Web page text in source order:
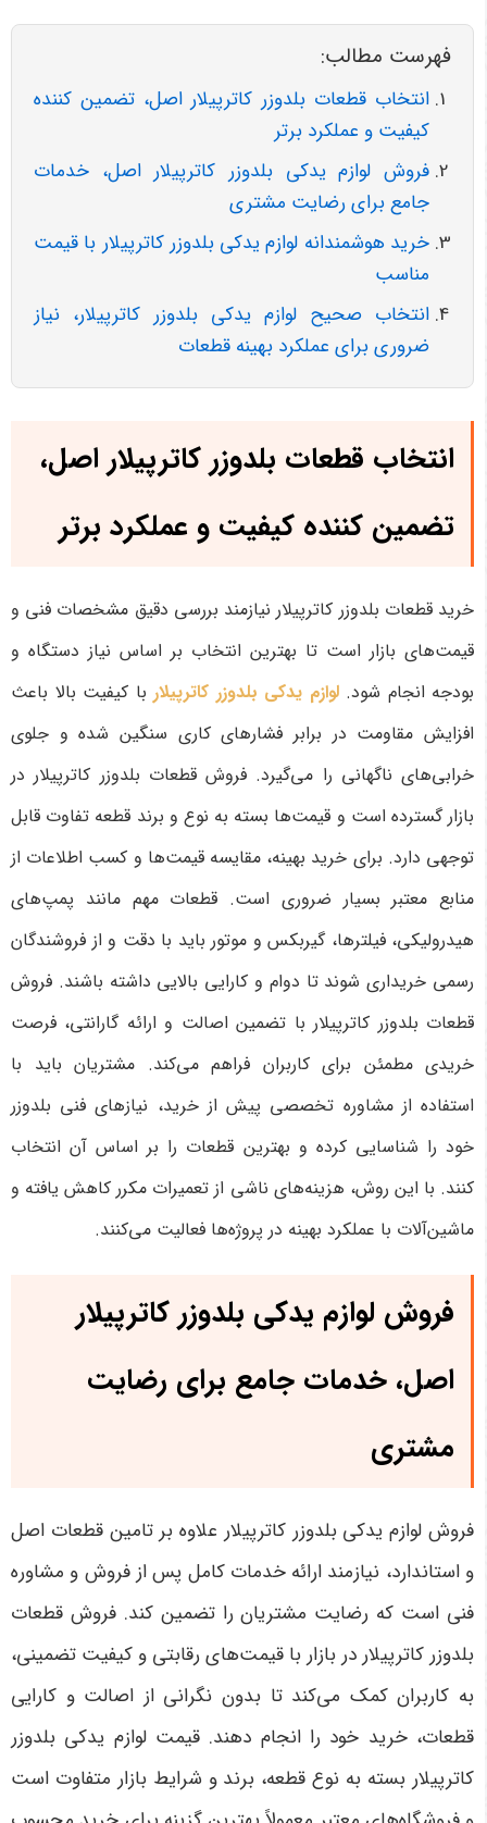
فهرست مطالب:
انتخاب قطعات بلدوزر کاترپیلار اصل، تضمین کننده
کیفیت و عملکرد برتر
فروش لوازم یدکی بلدوزر کاترپیلار اصل، خدمات
جامع برای رضایت مشتری
خرید هوشمندانه لوازم یدکی بلدوزر کاترپیلار با قیمت
مناسب
انتخاب صحیح لوازم یدکی بلدوزر کاترپیلار، نیاز
ضروری برای عملکرد بهینه قطعات
انتخاب قطعات بلدوزر کاترپیلار اصل،
تضمین کننده کیفیت و عملکرد برتر
خرید قطعات بلدوزر کاترپیلار نیازمند بررسی دقیق مشخصات فنی و
قیمت‌های بازار است تا بهترین انتخاب بر اساس نیاز دستگاه و
بودجه انجام شود.لوازم یدکی بلدوزر کاترپیلار با کیفیت بالا باعث
افزایش مقاومت در برابر فشارهای کاری سنگین شده و جلوی
خرابی‌های ناگهانی را می‌گیرد. فروش قطعات بلدوزر کاترپیلار در
بازار گسترده است و قیمت‌ها بسته به نوع و برند قطعه تفاوت قابل
توجهی دارد. برای خرید بهینه، مقایسه قیمت‌ها و کسب اطلاعات از
منابع معتبر بسیار ضروری است. قطعات مهم مانند پمپ‌های
هیدرولیکی، فیلترها، گیربکس و موتور باید با دقت و از فروشندگان
رسمی خریداری شوند تا دوام و کارایی بالایی داشته باشند. فروش
قطعات بلدوزر کاترپیلار با تضمین اصالت و ارائه گارانتی، فرصت
خریدی مطمئن برای کاربران فراهم می‌کند. مشتریان باید با
استفاده از مشاوره تخصصی پیش از خرید، نیازهای فنی بلدوزر
خود را شناسایی کرده و بهترین قطعات را بر اساس آن انتخاب
کنند. با این روش، هزینه‌های ناشی از تعمیرات مکرر کاهش یافته و
ماشین‌آلات با عملکرد بهینه در پروژه‌ها فعالیت می‌کنند.
فروش لوازم یدکی بلدوزر کاترپیلار
اصل، خدمات جامع برای رضایت
مشتری
فروش لوازم یدکی بلدوزر کاترپیلار علاوه بر تامین قطعات اصل
و استاندارد، نیازمند ارائه خدمات کامل پس از فروش و مشاوره
فنی است که رضایت مشتریان را تضمین کند. فروش قطعات
بلدوزر کاترپیلار در بازار با قیمت‌های رقابتی و کیفیت تضمینی،
به کاربران کمک می‌کند تا بدون نگرانی از اصالت و کارایی
قطعات، خرید خود را انجام دهند. قیمت لوازم یدکی بلدوزر
کاترپیلار بسته به نوع قطعه، برند و شرایط بازار متفاوت است